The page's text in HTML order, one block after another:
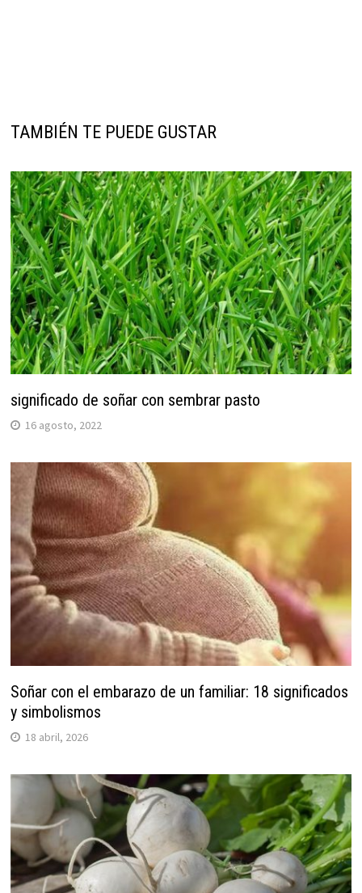
TAMBIÉN TE PUEDE GUSTAR
significado de soñar con sembrar pasto
16 agosto, 2022
Soñar con el embarazo de un familiar: 18 significados
y simbolismos
18 abril, 2026